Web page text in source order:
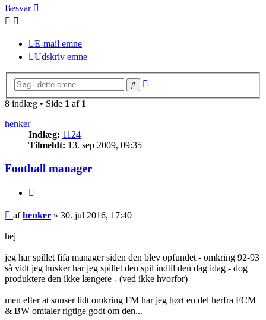
Besvar
E-mail emne
Udskriv emne
Søg
8 indlæg • Side 1 af 1
henker
Indlæg: 1124
Tilmeldt: 13. sep 2009, 09:35
Football manager
Indlæg
afhenker » 30. jul 2016, 17:40
hej
jeg har spillet fifa manager siden den blev opfundet - omkring 92-93
så vidt jeg husker har jeg spillet den spil indtil den dag idag - dog
produktere den ikke længere - (ved ikke hvorfor)
men efter at snuser lidt omkring FM har jeg hørt en del herfra FCM
& BW omtaler rigtige godt om den...